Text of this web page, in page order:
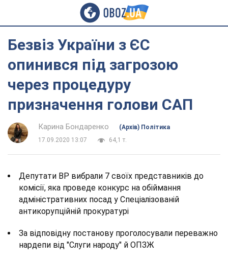
Безвіз України з ЄС
опинився під загрозою
через процедуру
призначення голови САП
Карина Бондаренко
(Архів) Політика
17.09.2020 13:07
64,1 т.
Депутати ВР вибрали 7 своїх представників до
комісії, яка проведе конкурс на обіймання
адміністративних посад у Спеціалізованій
антикорупційній прокуратурі
За відповідну постанову проголосували переважно
нардепи від "Слуги народу" й ОПЗЖ